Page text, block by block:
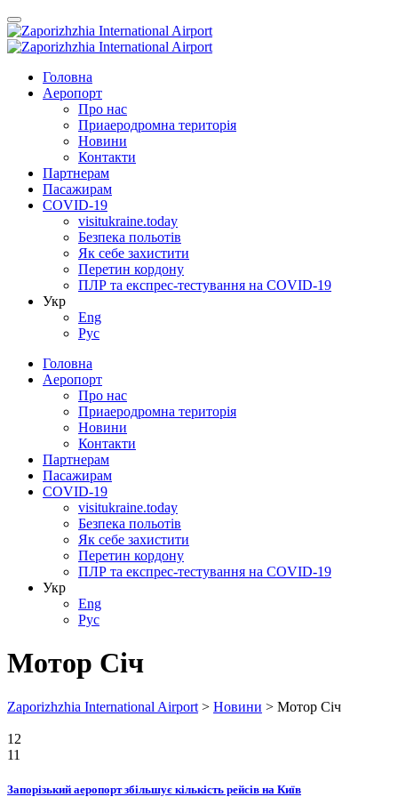
Головна
Аеропорт
Про нас
Приаеродромна територія
Новини
Контакти
Партнерам
Пасажирам
COVID-19
visitukraine.today
Безпека польотів
Як себе захистити
Перетин кордону
ПЛР та експрес-тестування на COVID-19
Укр
Eng
Рус
Головна
Аеропорт
Про нас
Приаеродромна територія
Новини
Контакти
Партнерам
Пасажирам
COVID-19
visitukraine.today
Безпека польотів
Як себе захистити
Перетин кордону
ПЛР та експрес-тестування на COVID-19
Укр
Eng
Рус
Мотор Січ
Zaporizhzhia International Airport > Новини > Мотор Січ
12
11
Запорізький аеропорт збільшує кількість рейсів на Київ